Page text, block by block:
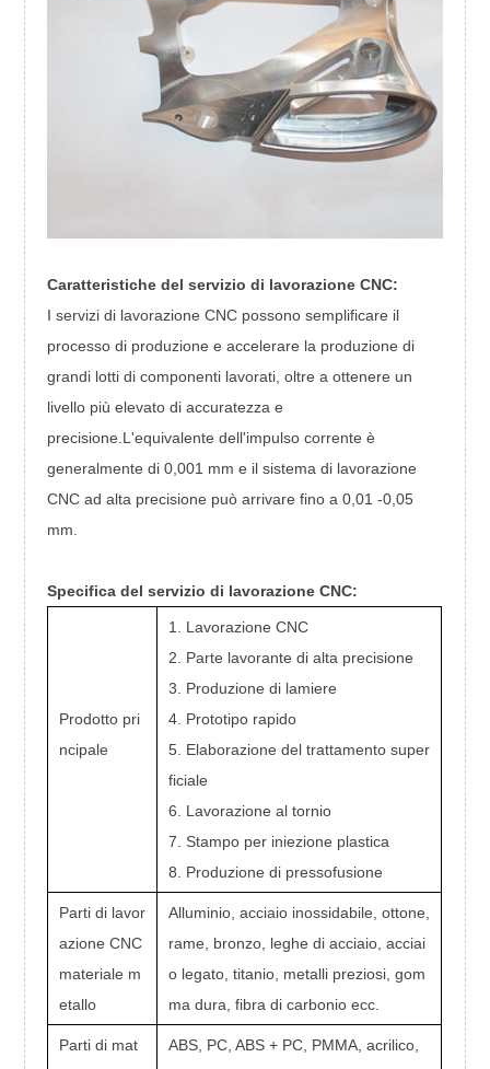
Caratteristiche del servizio di lavorazione CNC:
I servizi di lavorazione CNC possono semplificare il
processo di produzione e accelerare la produzione di
grandi lotti di componenti lavorati, oltre a ottenere un
livello più elevato di accuratezza e
precisione.L'equivalente dell'impulso corrente è
generalmente di 0,001 mm e il sistema di lavorazione
CNC ad alta precisione può arrivare fino a 0,01 -0,05
mm.
Specifica del servizio di lavorazione CNC:
Prodotto pri
ncipale
1. Lavorazione CNC
2. Parte lavorante di alta precisione
3. Produzione di lamiere
4. Prototipo rapido
5. Elaborazione del trattamento super
ficiale
6. Lavorazione al tornio
7. Stampo per iniezione plastica
8. Produzione di pressofusione
Parti di lavor
azione CNC
materiale m
etallo
Alluminio, acciaio inossidabile, ottone,
rame, bronzo, leghe di acciaio, acciai
o legato, titanio, metalli preziosi, gom
ma dura, fibra di carbonio ecc.
Parti di mat
ABS, PC, ABS + PC, PMMA, acrilico,